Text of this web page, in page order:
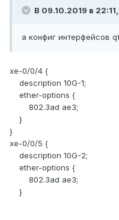
В 09.10.2019 в 22:11,
а конфиг интерфейсов
xe-0/0/4 {
description 10G-1;
ether-options {
802.3ad ae3;
}
}
xe-0/0/5 {
description 10G-2;
ether-options {
802.3ad ae3;
}